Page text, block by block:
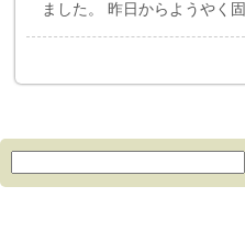
ました。 昨日からようやく